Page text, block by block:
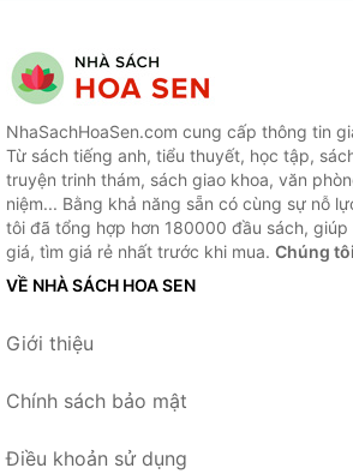
NhaSachHoaSen.com cung cấp thông tin
Từ sách tiếng anh, tiểu thuyết, học tập,
truyện trinh thám, sách giao khoa, văn
niệm... Bằng khả năng sẵn có cùng sự nỗ
tôi đã tổng hợp hơn 180000 đầu sách, giúp
giá, tìm giá rẻ nhất trước khi mua. Chúng
VỀ NHÀ SÁCH HOA SEN
Giới thiệu
Chính sách bảo mật
Điều khoản sử dụng